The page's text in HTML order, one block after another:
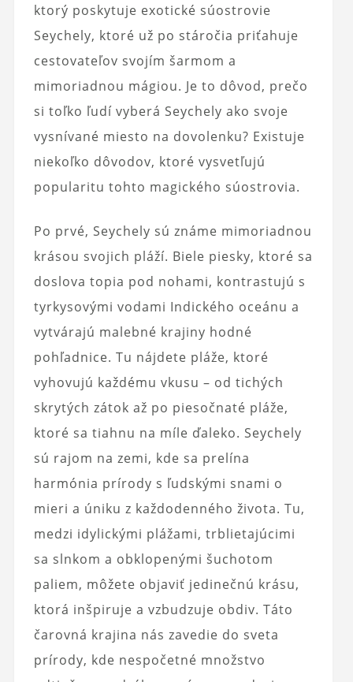
ktorý poskytuje exotické súostrovie
Seychely, ktoré už po stáročia priťahuje
cestovateľov svojím šarmom a
mimoriadnou mágiou. Je to dôvod, prečo
si toľko ľudí vyberá Seychely ako svoje
vysnívané miesto na dovolenku? Existuje
niekoľko dôvodov, ktoré vysvetľujú
popularitu tohto magického súostrovia.
Po prvé, Seychely sú známe mimoriadnou
krásou svojich pláží. Biele piesky, ktoré sa
doslova topia pod nohami, kontrastujú s
tyrkysovými vodami Indického oceánu a
vytvárajú malebné krajiny hodné
pohľadnice. Tu nájdete pláže, ktoré
vyhovujú každému vkusu – od tichých
skrytých zátok až po piesočnaté pláže,
ktoré sa tiahnu na míle ďaleko. Seychely
sú rajom na zemi, kde sa prelína
harmónia prírody s ľudskými snami o
mieri a úniku z každodenného života. Tu,
medzi idylickými plážami, trblietajúcimi
sa slnkom a obklopenými šuchotom
paliem, môžete objaviť jedinečnú krásu,
ktorá inšpiruje a vzbudzuje obdiv. Táto
čarovná krajina nás zavedie do sveta
prírody, kde nespočetné množstvo